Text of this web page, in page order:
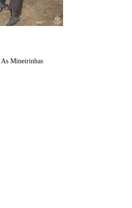
As Mineirinhas